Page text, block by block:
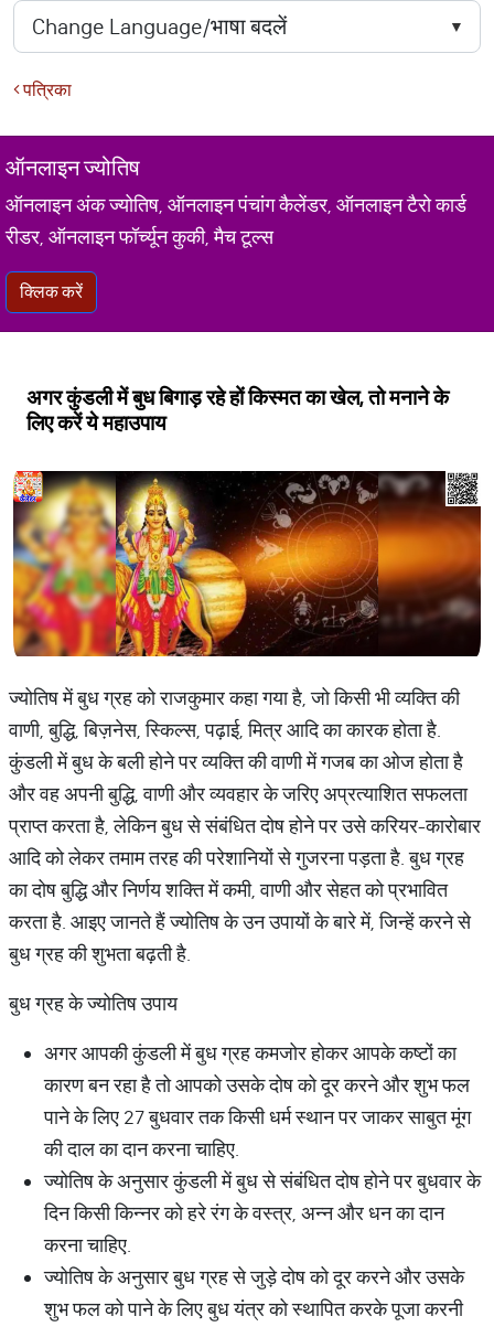
पत्रिका
ऑनलाइन ज्योतिष
ऑनलाइन अंक ज्योतिष, ऑनलाइन पंचांग कैलेंडर, ऑनलाइन टैरो कार्ड
रीडर, ऑनलाइन फॉर्च्यून कुकी, मैच टूल्स
क्लिक करें
अगर कुंडली में बुध बिगाड़ रहे हों किस्मत का खेल, तो मनाने के
लिए करें ये महाउपाय
ज्योतिष में बुध ग्रह को राजकुमार कहा गया है, जो किसी भी व्यक्ति की
वाणी, बुद्धि, बिज़नेस, स्किल्स, पढ़ाई, मित्र आदि का कारक होता है.
कुंडली में बुध के बली होने पर व्यक्ति की वाणी में गजब का ओज होता है
और वह अपनी बुद्धि, वाणी और व्यवहार के जरिए अप्रत्याशित सफलता
प्राप्त करता है, लेकिन बुध से संबंधित दोष होने पर उसे करियर-कारोबार
आदि को लेकर तमाम तरह की परेशानियों से गुजरना पड़ता है. बुध ग्रह
का दोष बुद्धि और निर्णय शक्ति में कमी, वाणी और सेहत को प्रभावित
करता है. आइए जानते हैं ज्योतिष के उन उपायों के बारे में, जिन्हें करने से
बुध ग्रह की शुभता बढ़ती है.
बुध ग्रह के ज्योतिष उपाय
अगर आपकी कुंडली में बुध ग्रह कमजोर होकर आपके कष्टों का
कारण बन रहा है तो आपको उसके दोष को दूर करने और शुभ फल
पाने के लिए 27 बुधवार तक किसी धर्म स्थान पर जाकर साबुत मूंग
की दाल का दान करना चाहिए.
ज्योतिष के अनुसार कुंडली में बुध से संबंधित दोष होने पर बुधवार के
दिन किसी किन्नर को हरे रंग के वस्त्र, अन्न और धन का दान
करना चाहिए.
ज्योतिष के अनुसार बुध ग्रह से जुड़े दोष को दूर करने और उसके
शुभ फल को पाने के लिए बुध यंत्र को स्थापित करके पूजा करनी